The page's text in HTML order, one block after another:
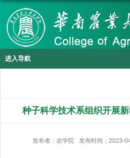
进入导航
种子科学技术系组织开展
发布者：农学院 发布时间：2023-